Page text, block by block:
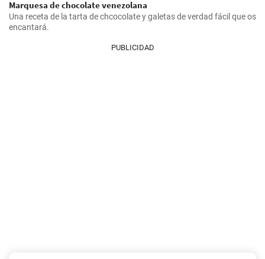
Marquesa de chocolate venezolana
Una receta de la tarta de chcocolate y galetas de verdad fácil que os
encantará.
PUBLICIDAD